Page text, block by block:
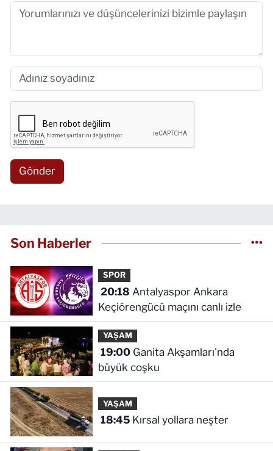
Gönder
Son Haberler
SPOR
20:18
Keçiörengücü maçını canlı izle
YAŞAM
19:00Ganita Akşamları'nda
büyük coşku
YAŞAM
18:45 Kırsal yollara neşter